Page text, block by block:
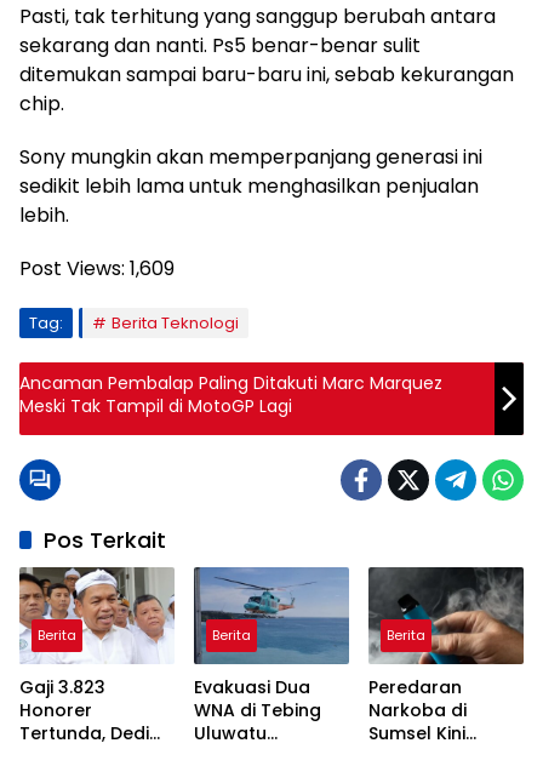
Pasti, tak terhitung yang sanggup berubah antara
sekarang dan nanti. Ps5 benar-benar sulit
ditemukan sampai baru-baru ini, sebab kekurangan
chip.
Sony mungkin akan memperpanjang generasi ini
sedikit lebih lama untuk menghasilkan penjualan
lebih.
Post Views: 1,609
Tag: Berita Teknologi
Ancaman Pembalap Paling Ditakuti Marc Marquez
Meski Tak Tampil di MotoGP Lagi
Pos Terkait
Berita
Gaji 3.823
Honorer
Tertunda, Dedi
Berita
Evakuasi Dua
WNA di Tebing
Uluwatu
Berita
Peredaran
Narkoba di
Sumsel Kini